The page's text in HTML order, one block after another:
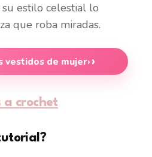
estilo celestial lo
que roba miradas.
vestidos de mujer›
a crochet